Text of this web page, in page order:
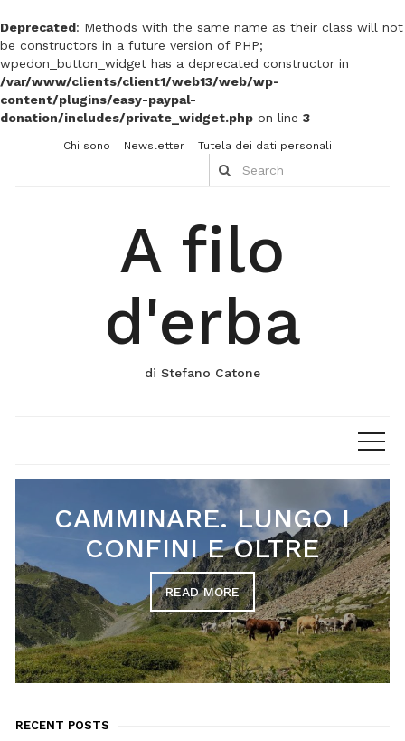
Deprecated: Methods with the same name as their class will not
be constructors in a future version of PHP;
wpedon_button_widget has a deprecated constructor in
/var/www/clients/client1/web13/web/wp-
content/plugins/easy-paypal-
donation/includes/private_widget.php on line 3
Chi sono Newsletter Tutela dei dati personali
A filo
d'erba
di Stefano Catone
CAMMINARE. LUNGO I
CONFINI E OLTRE
READ MORE
RECENT POSTS